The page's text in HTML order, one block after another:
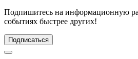
Подпишитесь на информационную
событиях быстрее других!
Подписаться